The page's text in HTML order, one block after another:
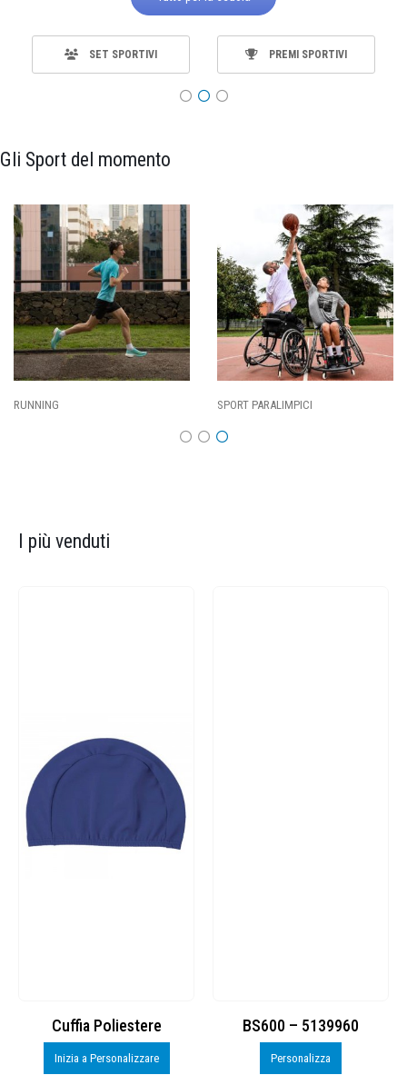
SET SPORTIVI PREMI SPORTIVI
Gli Sport del momento
SPORT PARALIMPICI
I più venduti
Cuffia Poliestere
Inizia a Personalizzare
BS600 – 5139960
Personalizza